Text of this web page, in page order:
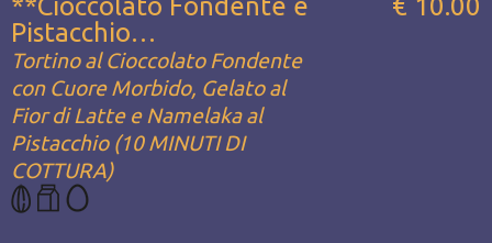
Pistacchio…
Tortino al Cioccolato Fondente
con Cuore Morbido, Gelato al
Fior di Latte e Namelaka al
Pistacchio (10 MINUTI DI
COTTURA)